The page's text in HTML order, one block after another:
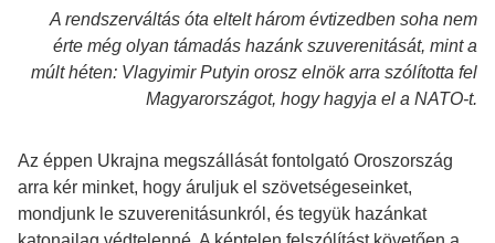
A rendszerváltás óta eltelt három évtizedben soha nem
érte még olyan támadás hazánk szuverenitását, mint a
múlt héten: Vlagyimir Putyin orosz elnök arra szólította fel
Magyarországot, hogy hagyja el a NATO-t.
Az éppen Ukrajna megszállását fontolgató Oroszország
arra kér minket, hogy áruljuk el szövetségeseinket,
mondjunk le szuverenitásunkról, és tegyük hazánkat